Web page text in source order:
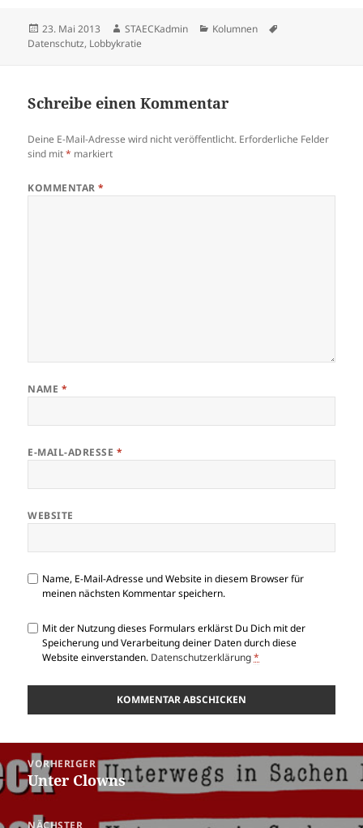
Veröffentlicht
am
23. Mai 2013 Autor
STAECKadmin Kategorien
Kolumnen
Datenschutz, Lobbykratie
Schreibe einen Kommentar
Deine E-Mail-Adresse wird nicht veröffentlicht. Erforderliche Felder
sind mit* markiert
KOMMENTAR*
NAME *
E-MAIL-ADRESSE *
WEBSITE
Name, E-Mail-Adresse und Website in diesem Browser für
meinen nächsten Kommentar speichern.
Mit der Nutzung dieses Formulars erklärst Du Dich mit der
Speicherung und Verarbeitung deiner Daten durch diese
Website einverstanden. Datenschutzerklärung *
Beitragsnavigation
VORHERIGER
Vorheriger
Beitrag:
Unter Clowns
NÄCHSTER